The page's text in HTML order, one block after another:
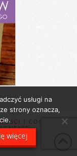
I COOKIES
Pinterest
usługi na
strony oznacza,
więcej